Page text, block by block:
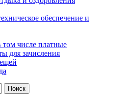
обеспечение и
том числе платные
для зачисления